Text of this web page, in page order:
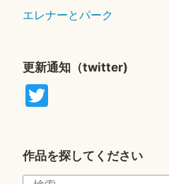
エレナーとパーク
更新通知（twitter)
T
r
作品を探してください